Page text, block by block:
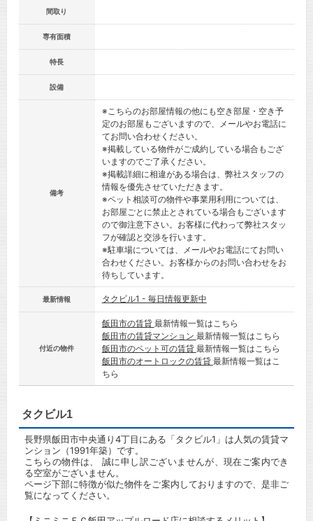
間取り
専有面積
特長
設備
備考
※こちらのお部屋情報の他にも空き部屋・空き予
定のお部屋もございますので、メールやお電話に
てお問い合わせください。
※掲載している物件がご成約している場合もござ
いますのでご了承ください。
※掲載詳細に相違がある場合は、弊社スタッフの
情報を優先させていただきます。
※ペット相談可の物件や事業用利用については、
お部屋ごとに禁止とされている場合もございます
ので御注意下さい。お客様に代わって弊社スタッ
フが確認と交渉を行います。
※駐車場については、メールやお電話にてお問い
合わせください。お客様からのお問い合わせをお
待ちしています。
最新情報 タクビル1 - 毎日情報更新中
付近の物件
飯田市の賃貸 最新情報一覧はこちら
飯田市の賃貸マンション 最新情報一覧はこちら
飯田市のペット可の賃貸 最新情報一覧はこちら
飯田市のオートロックの賃貸 最新情報一覧はこ
ちら
タクビル1
長野県飯田市中央通り4丁目にある「タクビル1」は人気の賃貸マ
ンション（1991年築）です。
こちらの物件は、 誠に申し訳ございませんが、現在ご案内でき
る空室がございません。
ページ下部に特徴が似た物件をご案内しておりますので、是非ご
覧になってください。